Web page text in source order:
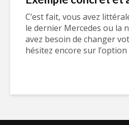
C’est fait, vous avez
le dernier Mercedes ou la
avez besoin de changer
hésitez encore sur l’option